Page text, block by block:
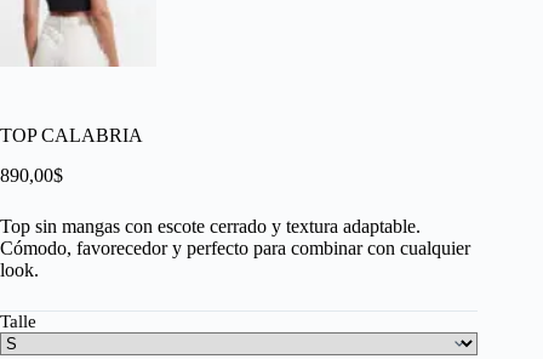
TOP CALABRIA
890,00$
Top sin mangas con escote cerrado y textura adaptable.
Cómodo, favorecedor y perfecto para combinar con cualquier
look.
Talle